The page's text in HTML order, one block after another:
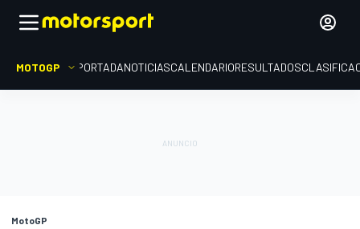
MOTOGP PORTADANOTICIASCALENDARIORESULTADOS
MotoGP